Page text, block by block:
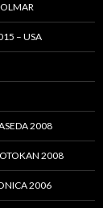
– USA
2008
2008
2006